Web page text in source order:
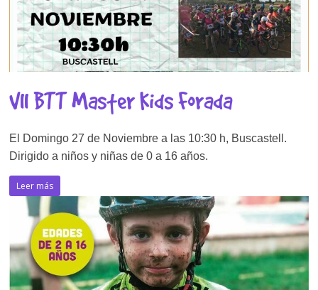
VII BTT Master Kids Forada
El Domingo 27 de Noviembre a las 10:30 h, Buscastell.
Dirigido a niños y niñas de 0 a 16 años.
Leer más